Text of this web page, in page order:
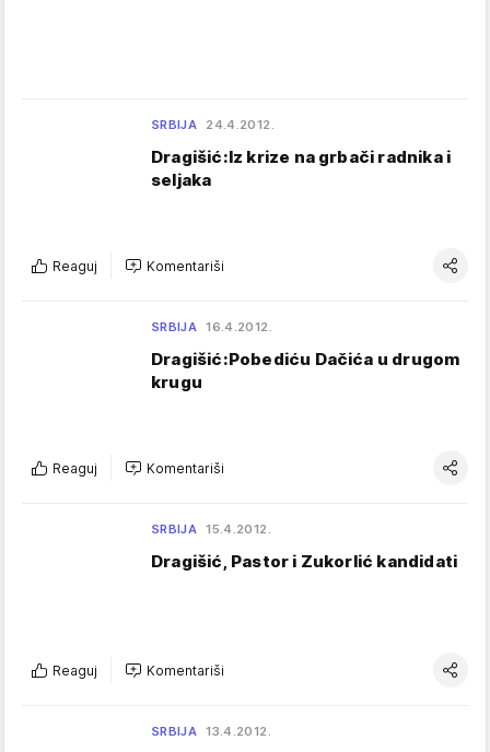
SRBIJA 24.4.2012.
Dragišić:Iz krize na grbači radnika i
seljaka
Reaguj Komentariši
SRBIJA 16.4.2012.
Dragišić:Pobediću Dačića u drugom
krugu
Reaguj Komentariši
SRBIJA 15.4.2012.
Dragišić, Pastor i Zukorlić kandidati
Reaguj Komentariši
SRBIJA 13.4.2012.